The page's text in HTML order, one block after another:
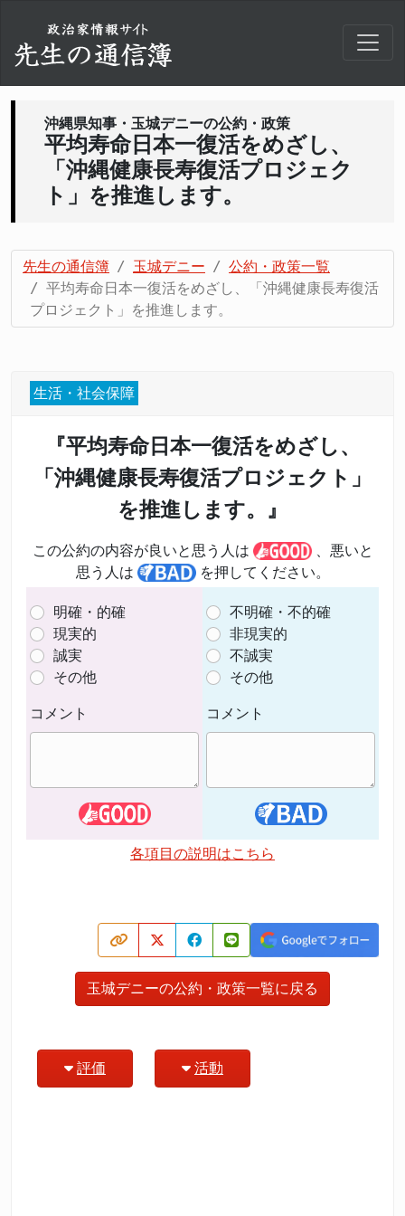
沖縄県知事・玉城デニーの公約・政策
平均寿命日本一復活をめざし、
「沖縄健康長寿復活プロジェク
ト」を推進します。
先生の通信簿 玉城デニー
公約・政策一覧
平均寿命日本一復活をめざし、「沖縄健康長寿復活
プロジェクト」を推進します。
生活・社会保障
『平均寿命日本一復活をめざし、
「沖縄健康長寿復活プロジェクト」
を推進します。』
この公約の内容が良いと思う人は
、悪いと
思う人は
を押してください。
明確・的確
現実的
誠実
その他
コメント
不明確・不的確
非現実的
不誠実
その他
コメント
各項目の説明はこちら
玉城デニーの公約・政策一覧に戻る
評価 活動